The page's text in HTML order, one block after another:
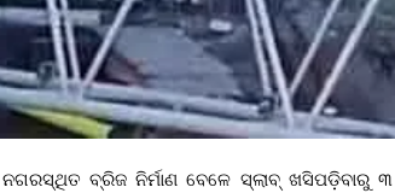
ନଗରସ୍ଥିତ ବ୍ରିଜ ନିର୍ମାଣ ବେଳେ ସ୍ଲାବ୍